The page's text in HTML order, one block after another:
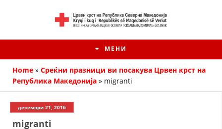
МЕНИ
Home » Среќни празници ви посакува Црвен крст на
Република Македонија » migranti
декември 21, 2016
migranti